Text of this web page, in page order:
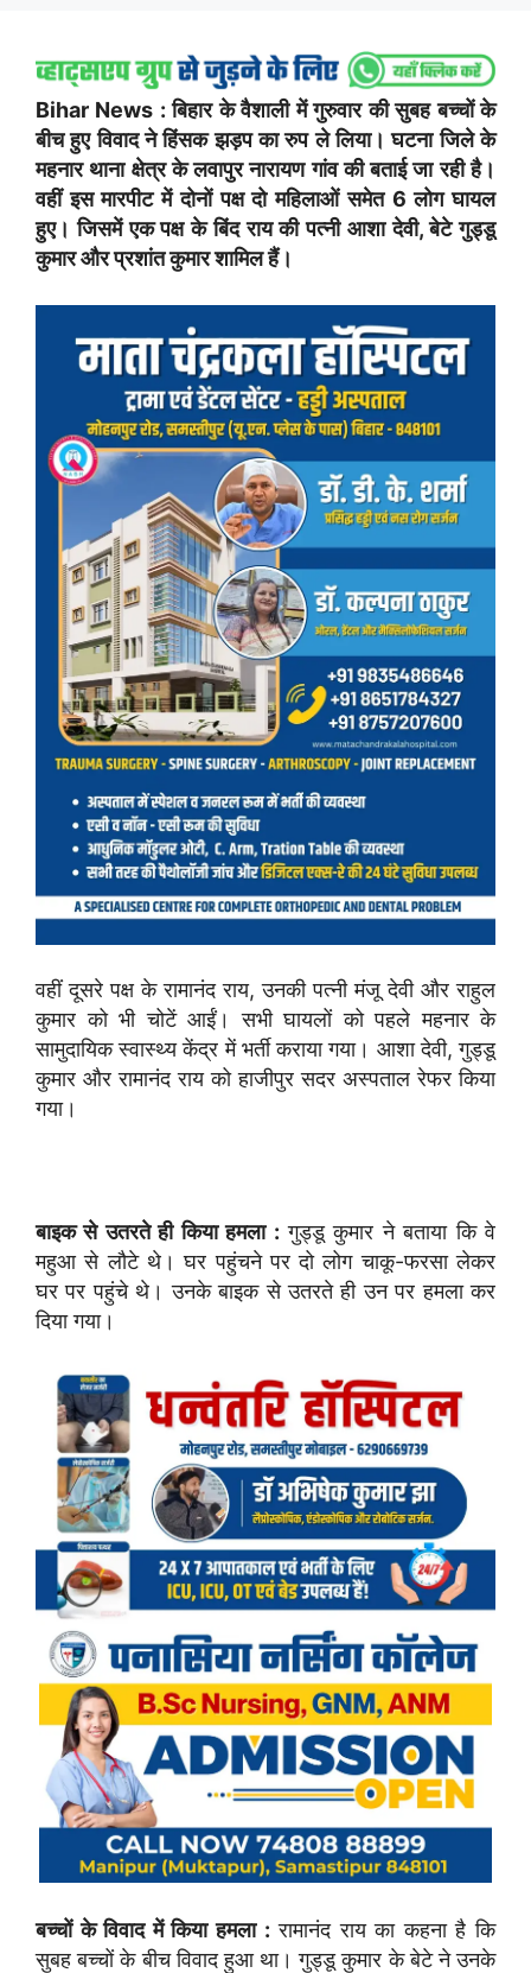
Bihar News : बिहार के वैशाली में गुरुवार की सुबह बच्चों के
बीच हुए विवाद ने हिंसक झड़प का रुप ले लिया। घटना जिले के
महनार थाना क्षेत्र के लवापुर नारायण गांव की बताई जा रही है।
वहीं इस मारपीट में दोनों पक्ष दो महिलाओं समेत 6 लोग घायल
हुए। जिसमें एक पक्ष के बिंद राय की पत्नी आशा देवी, बेटे गुड्डू
कुमार और प्रशांत कुमार शामिल हैं।
वहीं दूसरे पक्ष के रामानंद राय, उनकी पत्नी मंजू देवी और राहुल
कुमार को भी चोटें आईं। सभी घायलों को पहले महनार के
सामुदायिक स्वास्थ्य केंद्र में भर्ती कराया गया। आशा देवी, गुड्डू
कुमार और रामानंद राय को हाजीपुर सदर अस्पताल रेफर किया
गया।
बाइक से उतरते ही किया हमला : गुड्डू कुमार ने बताया कि वे
महुआ से लौटे थे। घर पहुंचने पर दो लोग चाकू-फरसा लेकर
घर पर पहुंचे थे। उनके बाइक से उतरते ही उन पर हमला कर
दिया गया।
बच्चों के विवाद में किया हमला : रामानंद राय का कहना है कि
सुबह बच्चों के बीच विवाद हुआ था। गुड्डू कुमार के बेटे ने उनके